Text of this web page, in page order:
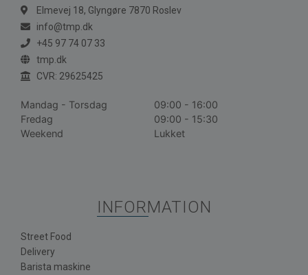
Elmevej 18, Glyngøre 7870 Roslev
info@tmp.dk
+45 97 74 07 33
tmp.dk
CVR: 29625425
Mandag - Torsdag
09:00 - 16:00
Fredag
09:00 - 15:30
Weekend
Lukket
INFORMATION
Street Food
Delivery
Barista maskine